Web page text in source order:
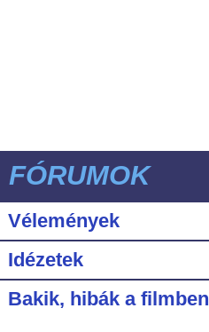
FÓRUMOK
Vélemények
Idézetek
Bakik, hibák a filmben